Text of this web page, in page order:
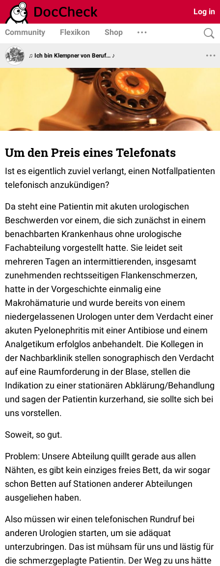
Log in
Community Flexikon Shop
♫ Ich bin Klempner von Beruf... ♪
Um den Preis eines Telefonats
Ist es eigentlich zuviel verlangt, einen Notfallpatienten
telefonisch anzukündigen?
Da steht eine Patientin mit akuten urologischen
Beschwerden vor einem, die sich zunächst in einem
benachbarten Krankenhaus ohne urologische
Fachabteilung vorgestellt hatte. Sie leidet seit
mehreren Tagen an intermittierenden, insgesamt
zunehmenden rechtsseitigen Flankenschmerzen,
hatte in der Vorgeschichte einmalig eine
Makrohämaturie und wurde bereits von einem
niedergelassenen Urologen unter dem Verdacht einer
akuten Pyelonephritis mit einer Antibiose und einem
Analgetikum erfolglos anbehandelt. Die Kollegen in
der Nachbarklinik stellen sonographisch den Verdacht
auf eine Raumforderung in der Blase, stellen die
Indikation zu einer stationären Abklärung/Behandlung
und sagen der Patientin kurzerhand, sie sollte sich bei
uns vorstellen.
Soweit, so gut.
Problem: Unsere Abteilung quillt gerade aus allen
Nähten, es gibt kein einziges freies Bett, da wir sogar
schon Betten auf Stationen anderer Abteilungen
ausgeliehen haben.
Also müssen wir einen telefonischen Rundruf bei
anderen Urologien starten, um sie adäquat
unterzubringen. Das ist mühsam für uns und lästig für
die schmerzgeplagte Patientin. Der Weg zu uns hätte